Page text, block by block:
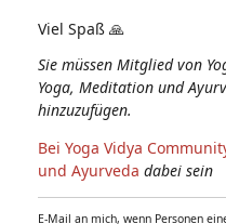
Viel Spaß 🙏
Sie müssen Mitglied von
Yoga, Meditation und
hinzuzufügen.
Bei Yoga Vidya
und Ayurveda dabei sein
E-Mail an mich, wenn Personen